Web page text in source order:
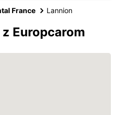
France Lannion
Europcarom